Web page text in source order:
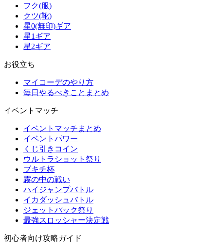
フク(服)
クツ(靴)
星0(無印)ギア
星1ギア
星2ギア
お役立ち
マイコーデのやり方
毎日やるべきことまとめ
イベントマッチ
イベントマッチまとめ
イベントパワー
くじ引きコイン
ウルトラショット祭り
ブキチ杯
霧の中の戦い
ハイジャンプバトル
イカダッシュバトル
ジェットパック祭り
最強スロッシャー決定戦
初心者向け攻略ガイド